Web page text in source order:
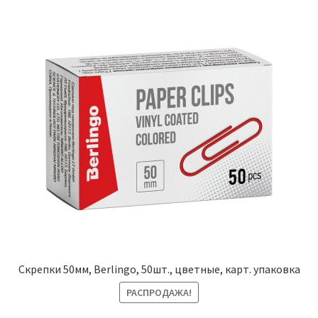
Скрепки 50мм, Berlingo, 50шт., цветные, карт. упаковка
РАСПРОДАЖА!